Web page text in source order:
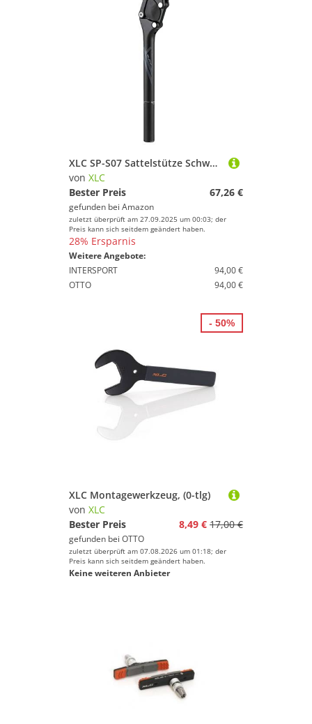
XLC SP-S07 Sattelstütze Schwarz 30.9mm, 350mm
von XLC
Bester Preis
67,26 €
gefunden bei Amazon
zuletzt überprüft am 27.09.2025 um 00:03; der
Preis kann sich seitdem geändert haben.
28% Ersparnis
Weitere Angebote:
INTERSPORT
94,00 €
OTTO
94,00 €
XLC Montagewerkzeug, (0-tlg)
von XLC
Bester Preis
8,49 € 17,00 €
gefunden bei OTTO
zuletzt überprüft am 07.08.2026 um 01:18; der
Preis kann sich seitdem geändert haben.
Keine weiteren Anbieter
- 50%